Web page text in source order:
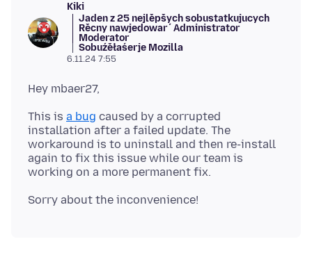
Kiki
Jaden z 25 nejlěpšych sobustatkujucych
Rěcny nawjedowaŕ Administrator
Moderator
Sobuźěłaśerje Mozilla
6.11.24 7:55
This is a bug caused by a corrupted
installation after a failed update. The
workaround is to uninstall and then re-install
again to fix this issue while our team is